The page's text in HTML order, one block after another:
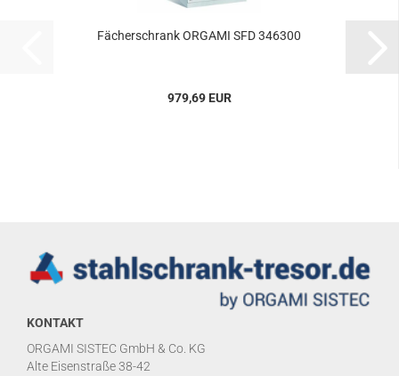
Fä­cher­schrank OR­GA­MI SFD 346300
979,69 EUR
KONTAKT
ORGAMI SISTEC GmbH & Co. KG
Alte Eisenstraße 38-42